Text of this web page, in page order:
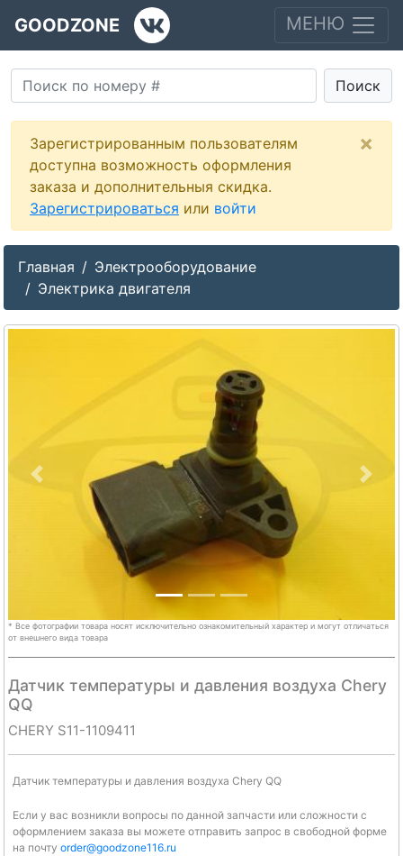
GOODZONE МЕНЮ
Поиск
Зарегистрированным пользователям
доступна возможность оформления
заказа и дополнительныя скидка.
Зарегистрироваться или войти
×
Главная
Электрооборудование
Электрика двигателя
Previous Next
* Все фотографии товара носят исключительно ознакомительный характер и могут отличаться
от внешнего вида товара
Датчик температуры и давления воздуха Chery
QQ
CHERY S11-1109411
Датчик температуры и давления воздуха Chery QQ
Если у вас возникли вопросы по данной запчасти или сложности с
оформлением заказа вы можете отправить запрос в свободной форме
на почту order@goodzone116.ru